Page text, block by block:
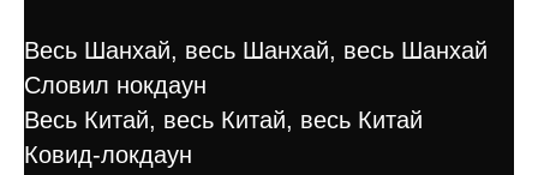
Весь Шанхай, весь Шанхай, весь Шанхай
Словил нокдаун
Весь Китай, весь Китай, весь Китай
Ковид-локдаун